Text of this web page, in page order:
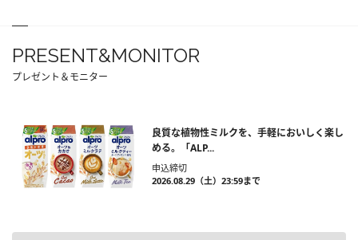
PRESENT&MONITOR
プレゼント＆モニター
良質な植物性ミルクを、手軽においしく楽し
める。「ALP...
申込締切
2026.08.29（土）23:59まで